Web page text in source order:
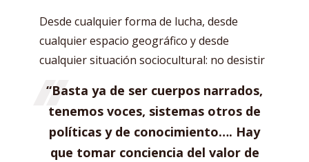
Desde cualquier forma de lucha, desde
cualquier espacio geográfico y desde
cualquier situación sociocultural: no desistir
“Basta ya de ser cuerpos narrados,
tenemos voces, sistemas otros de
políticas y de conocimiento…. Hay
que tomar conciencia del valor de